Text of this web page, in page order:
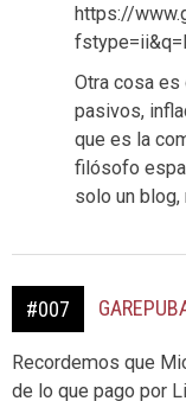
https://
Otra cosa
pasivos,
que es la
filósofo
solo un
#007
Recordemos que
de lo que pago por